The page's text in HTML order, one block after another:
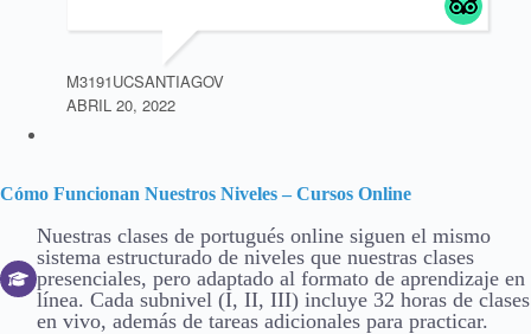
M3191UCSANTIAGOV
ABRIL 20, 2022
Cómo Funcionan Nuestros Niveles – Cursos Online
Nuestras clases de portugués online siguen el mismo
sistema estructurado de niveles que nuestras clases
presenciales, pero adaptado al formato de aprendizaje en
línea. Cada subnivel (I, II, III) incluye 32 horas de clases
en vivo, además de tareas adicionales para practicar.